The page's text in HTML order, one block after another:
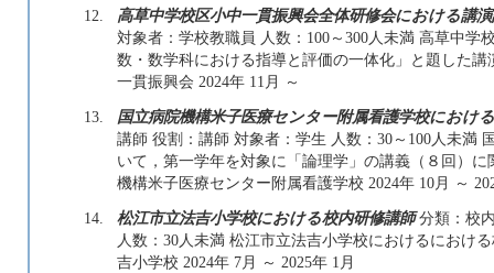
12.
高草中学校区小中一貫振興会全体研修会における講
対象者：学校教職員 人数：100～300人未満 高草中学
数・数学科における指導と評価の一体化」と題した
一貫振興会 2024年 11月 ～
13.
国立病院機構米子医療センター附属看護学校におけ
講師 役割：講師 対象者：学生 人数：30～100人未満
いて，第一学年を対象に「論理学」の講義（８回）
機構米子医療センター附属看護学校 2024年 10月 ～
14.
松江市立法吉小学校における校内研修講師分類：校
人数：30人未満 松江市立法吉小学校におけるにおけ
吉小学校 2024年 7月 ～ 2025年 1月